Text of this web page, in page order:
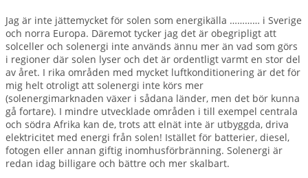
Jag är inte jättemycket för solen som energikälla ………… i Sverige
och norra Europa. Däremot tycker jag det är obegripligt att
solceller och solenergi inte används ännu mer än vad som görs
i regioner där solen lyser och det är ordentligt varmt en stor del
av året. I rika områden med mycket luftkonditionering är det för
mig helt otroligt att solenergi inte körs mer
(solenergimarknaden växer i sådana länder, men det bör kunna
gå fortare). I mindre utvecklade områden i till exempel centrala
och södra Afrika kan de, trots att elnät inte är utbyggda, driva
elektricitet med energi från solen! Istället för batterier, diesel,
fotogen eller annan giftig inomhusförbränning. Solenergi är
redan idag billigare och bättre och mer skalbart.